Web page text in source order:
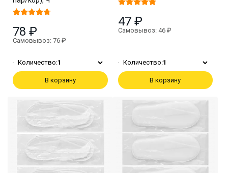
78 ₽
Самовывоз: 76 ₽
Количество:1
В корзину
47 ₽
Самовывоз: 46 ₽
Количество:1
В корзину